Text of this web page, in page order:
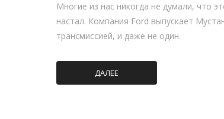
Многие из нас никогда не думали, что
настал. Компания Ford выпускает
трансмиссией, и даже не один.
ДАЛЕЕ